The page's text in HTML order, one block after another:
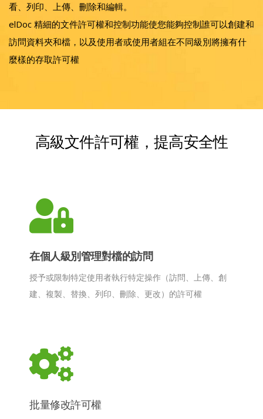
看、列印、上傳、刪除和編輯。
elDoc 精細的文件許可權和控制功能使您能夠控制誰可以創建和
訪問資料夾和檔，以及使用者或使用者組在不同級別將擁有什
麼樣的存取許可權
高級文件許可權，提高安全性
在個人級別管理對檔的訪問
授予或限制特定使用者執行特定操作（訪問、上傳、創
建、複製、替換、列印、刪除、更改）的許可權
批量修改許可權